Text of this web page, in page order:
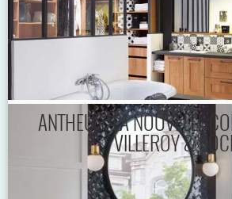
ANTHEUS, LA NOUVELLE
VILLEROY &